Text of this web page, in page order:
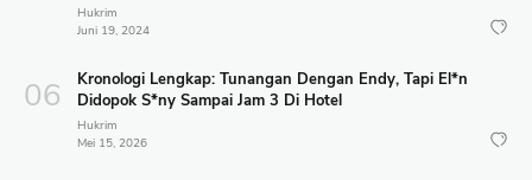
Hukrim
Juni 19, 2024
Kronologi Lengkap: Tunangan Dengan Endy, Tapi El*n
Didopok S*ny Sampai Jam 3 Di Hotel
Hukrim
Mei 15, 2026